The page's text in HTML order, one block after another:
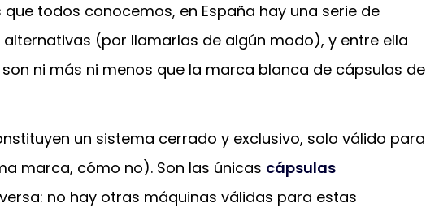
todos conocemos, en España hay una serie de
(por llamarlas de algún modo), y entre ella
son ni más ni menos que la marca blanca de cápsulas de
un sistema cerrado y exclusivo, solo válido para
marca, cómo no). Son las únicas cápsulas
no hay otras máquinas válidas para estas